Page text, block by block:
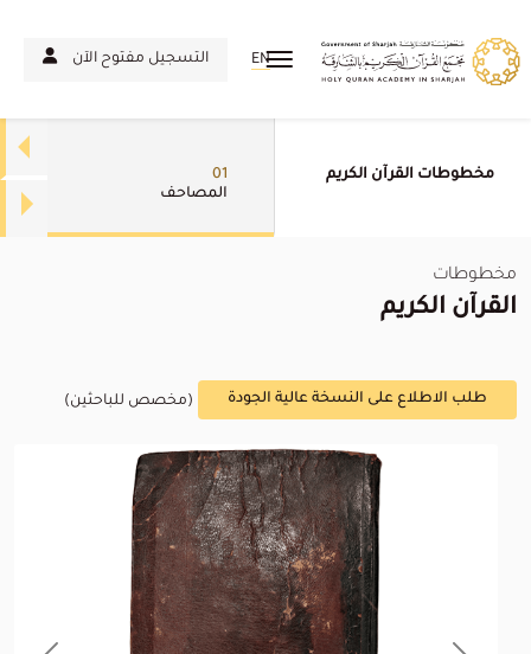
التسجيل مفتوح الآن EN
مخطوطات القرآن الكريم
01
المصاحف
مخطوطات
القرآن الكريم
(مخصص للباحثين) طلب الاطلاع على النسخة عالية الجودة